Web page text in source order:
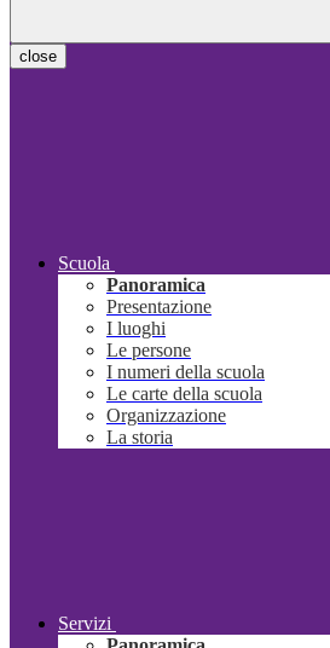
close
Scuola
Panoramica
Presentazione
I luoghi
Le persone
I numeri della scuola
Le carte della scuola
Organizzazione
La storia
Servizi